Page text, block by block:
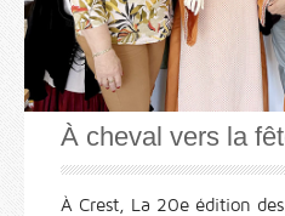
À cheval vers la
À Crest, La 20e édition